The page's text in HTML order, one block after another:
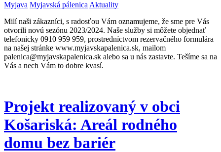
Myjava Myjavská pálenica Aktuality
Milí naši zákazníci, s radosťou Vám oznamujeme, že sme pre Vás
otvorili novú sezónu 2023/2024. Naše služby si môžete objednať
telefonicky 0910 959 959, prostredníctvom rezervačného formulára
na našej stránke www.myjavskapalenica.sk, mailom
palenica@myjavskapalenica.sk alebo sa u nás zastavte. Tešíme sa na
Vás a nech Vám to dobre kvasí.
Projekt realizovaný v obci
Košariská: Areál rodného
domu bez bariér